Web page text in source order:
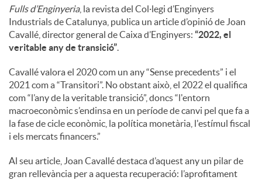
i
a
l
s
Fulls d’Enginyeria, la revista del Col·legi d’Enginyers
Industrials de Catalunya, publica un article d’opinió de Joan
Cavallé, director general de Caixa d’Enginyers: “2022, el
veritable any de transició”.
Cavallé valora el 2020 com un any “Sense precedents” i el
2021 com a “Transitori”. No obstant això, el 2022 el qualifica
com “l’any de la veritable transició”, doncs “l'entorn
macroeconòmic s’endinsa en un període de canvi pel que fa a
la fase de cicle econòmic, la política monetària, l'estímul fiscal
i els mercats financers.”
Al seu article, Joan Cavallé destaca d’aquest any un pilar de
gran rellevància per a aquesta recuperació: l’aprofitament